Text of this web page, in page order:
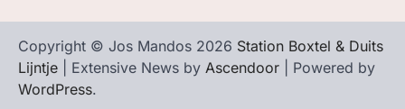
Copyright © Jos Mandos 2026 Station Boxtel & Duits
Lijntje | Extensive News by Ascendoor | Powered by
WordPress.